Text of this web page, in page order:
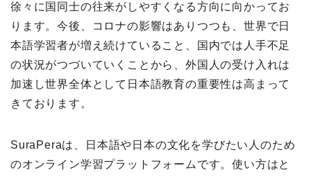
徐々に国同士の往来がしやすくなる方向に向かってお
ります。今後、コロナの影響はありつつも、世界で日
本語学習者が増え続けていること、国内では人手不足
の状況がつづいていくことから、外国人の受け入れは
加速し世界全体として日本語教育の重要性は高まって
きております。
SuraPeraは、日本語や日本の文化を学びたい人のため
のオンライン学習プラットフォームです。使い方はと